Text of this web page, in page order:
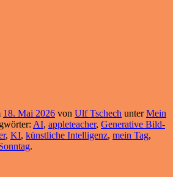
18. Mai 2026 von Ulf Tschech unterMein
AI, appleteacher, Generative Bild-
, KI, künstliche Intelligenz, mein Tag,
.